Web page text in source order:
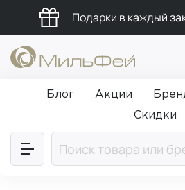
Подарки в каждый
Промокод
Бесплатная
Блог Акции
Скидки